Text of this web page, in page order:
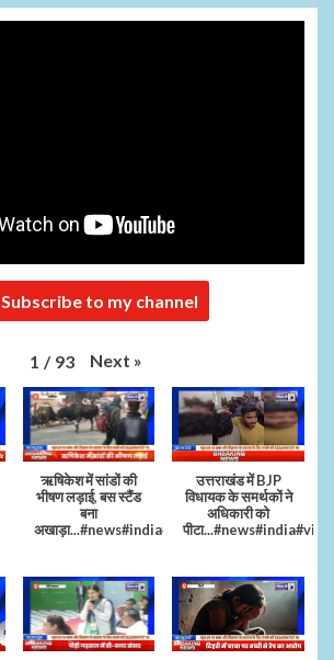
Subscribe to my channel
1 / 93 Next »
ऋषिकेश में सांडों की
भीषण लड़ाई, बस स्टैंड
बना
अखाड़ा...#news#india#video#viral
उत्तराखंड में BJP
विधायक के समर्थकों ने
अधिकारी को